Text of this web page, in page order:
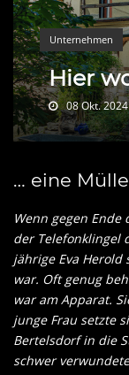
Unternehmen
Hier
08 Okt. 2024
… eine
Wenn gegen Ende
der Telefonklingel
jährige Eva Herold
war. Oft genug
war am Apparat.
junge Frau setzte
Bertelsdorf in die
schwer